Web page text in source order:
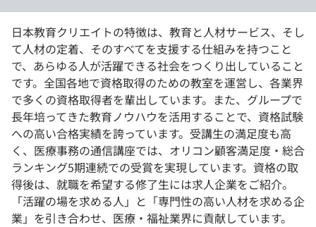
日本教育クリエイトの特徴は、教育と人材サービス、そし
て人材の定着、そのすべてを支援する仕組みを持つこと
で、あらゆる人が活躍できる社会をつくり出していること
です。全国各地で資格取得のための教室を運営し、各業界
で多くの資格取得者を輩出しています。また、グループで
長年培ってきた教育ノウハウを活用することで、資格試験
への高い合格実績を誇っています。受講生の満足度も高
く、医療事務の通信講座では、オリコン顧客満足度・総合
ランキング5期連続での受賞を実現しています。資格の取
得後は、就職を希望する修了生には求人企業をご紹介。
「活躍の場を求める人」と「専門性の高い人材を求める企
業」を引き合わせ、医療・福祉業界に貢献しています。